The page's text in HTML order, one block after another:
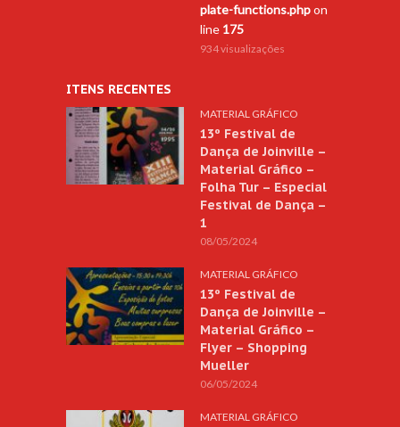
plate-functions.phpon
line 175
934 visualizações
ITENS RECENTES
MATERIAL GRÁFICO
13º Festival de
Dança de Joinville –
Material Gráfico –
Folha Tur – Especial
Festival de Dança –
1
08/05/2024
MATERIAL GRÁFICO
13º Festival de
Dança de Joinville –
Material Gráfico –
Flyer – Shopping
Mueller
06/05/2024
MATERIAL GRÁFICO